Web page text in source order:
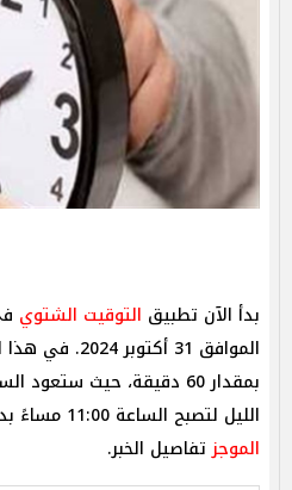
بدأ الآن تطبيق التوقيت الشتوي
الموافق 31
بمقدار 60 دقيقة، حيث
الليل لتصبح الساعة 11:00 مساءً بدلاً من 12:00، ويستعرض
الموجزتفاصيل الخبر.